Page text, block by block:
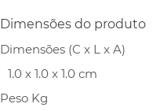
Dimensões do produto
Dimensões (C x L x A)
1.0 x 1.0 x 1.0 cm
Peso Kg